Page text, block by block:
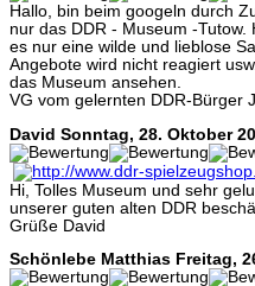
Hallo, bin beim googeln durch
nur das DDR - Museum -
es nur eine wilde und lieblose
Angebote wird nicht reagiert
das Museum ansehen.
VG vom gelernten DDR-Bürger
David Sonntag, 28. Oktober
Hi, Tolles Museum und sehr
unserer guten alten DDR
Grüße David
Schönlebe Matthias Freitag,